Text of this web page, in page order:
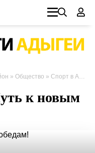
» Общество » Спорт в Адыгее: Путь к новым победам!
к новым